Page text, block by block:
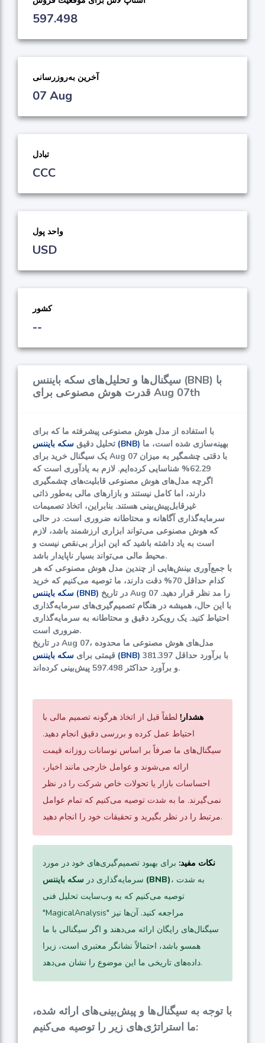
597.498
آخرین به‌روزرسانی
07 Aug
تبادل
CCC
واحد پول
USD
کشور
--
سیگنال‌ها و تحلیل‌های سکه بایننس (BNB) با
قدرت هوش مصنوعی برای Aug 07th
با استفاده از مدل هوش مصنوعی پیشرفته‌ ما که برای
تحلیل دقیق سکه بایننس (BNB)
یک سیگنال خرید برای Aug 07 با دقتی چشمگیر به میزان
62.29%
شناسایی کرده‌ایم. لازم به یادآوری است که
اگرچه مدل‌های هوش مصنوعی قابلیت‌های چشمگیری
دارند، اما کامل نیستند و بازارهای مالی به‌طور ذاتی
غیرقابل‌پیش‌بینی هستند. بنابراین، اتخاذ تصمیمات
سرمایه‌گذاری آگاهانه و محتاطانه ضروری است. در حالی
که هوش مصنوعی می‌تواند ابزاری ارزشمند باشد، لازم
است به یاد داشته باشید که این ابزار بی‌نقص نیست و
محیط مالی می‌تواند بسیار ناپایدار باشد.
با جمع‌آوری بینش‌هایی از چندین مدل هوش مصنوعی که هر
کدام حداقل 70%
دقت دارند، ما توصیه می‌کنیم که خرید
سکه بایننس (BNB)
با این حال، همیشه در هنگام تصمیم‌گیری‌های سرمایه‌گذاری
احتیاط کنید. یک رویکرد دقیق و محتاطانه به سرمایه‌گذاری
ضروری است.
در تاریخ Aug 07، مدل‌های هوش مصنوعی ما محدوده
قیمتی برای سکه بایننس (BNB) با برآورد حداقل 381.397
و برآورد حداکثر 597.498 پیش‌بینی کرده‌اند.
هشدار! لطفاً قبل از اتخاذ هرگونه تصمیم مالی با
احتیاط عمل کرده و بررسی دقیق انجام دهید.
سیگنال‌های ما صرفاً بر اساس نوسانات روزانه قیمت
ارائه می‌شوند و عوامل خارجی مانند اخبار،
احساسات بازار یا تحولات خاص شرکت را در نظر
نمی‌گیرند. ما به شدت توصیه می‌کنیم که تمام عوامل
مرتبط را در نظر بگیرید و تحقیقات خود را انجام دهید.
نکات مفید: برای بهبود تصمیم‌گیری‌های خود در مورد
سرمایه‌گذاری در سکه بایننس (BNB)، به شدت
توصیه می‌کنیم که به وب‌سایت تحلیل فنی
"MagicalAnalysis" مراجعه کنید. آن‌ها نیز
سیگنال‌های رایگان ارائه می‌دهند و اگر سیگنالی با ما
همسو باشد، احتمالاً نشانگر معتبری است، زیرا
داده‌های تاریخی ما این موضوع را نشان می‌دهد.
با توجه به سیگنال‌ها و پیش‌بینی‌های ارائه شده،
ما استراتژی‌های زیر را توصیه می‌کنیم: